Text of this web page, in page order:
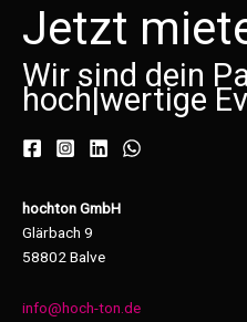
Jetzt
Wir sind dein
hoch|wertige
hochton GmbH
Glärbach 9
58802 Balve
info@hoch-ton.de